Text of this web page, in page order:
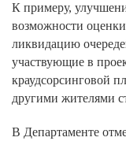
К примеру,
возможности
ликвидацию
участвующие в
краудсорсинговой
другими жителями
В Департаменте